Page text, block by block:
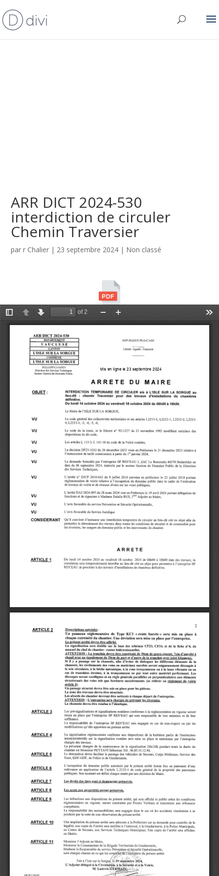
ARR DICT 2024-530
interdiction de circuler
Chemin Traversier
parr Chalier | 23 septembre 2024 | Non classé